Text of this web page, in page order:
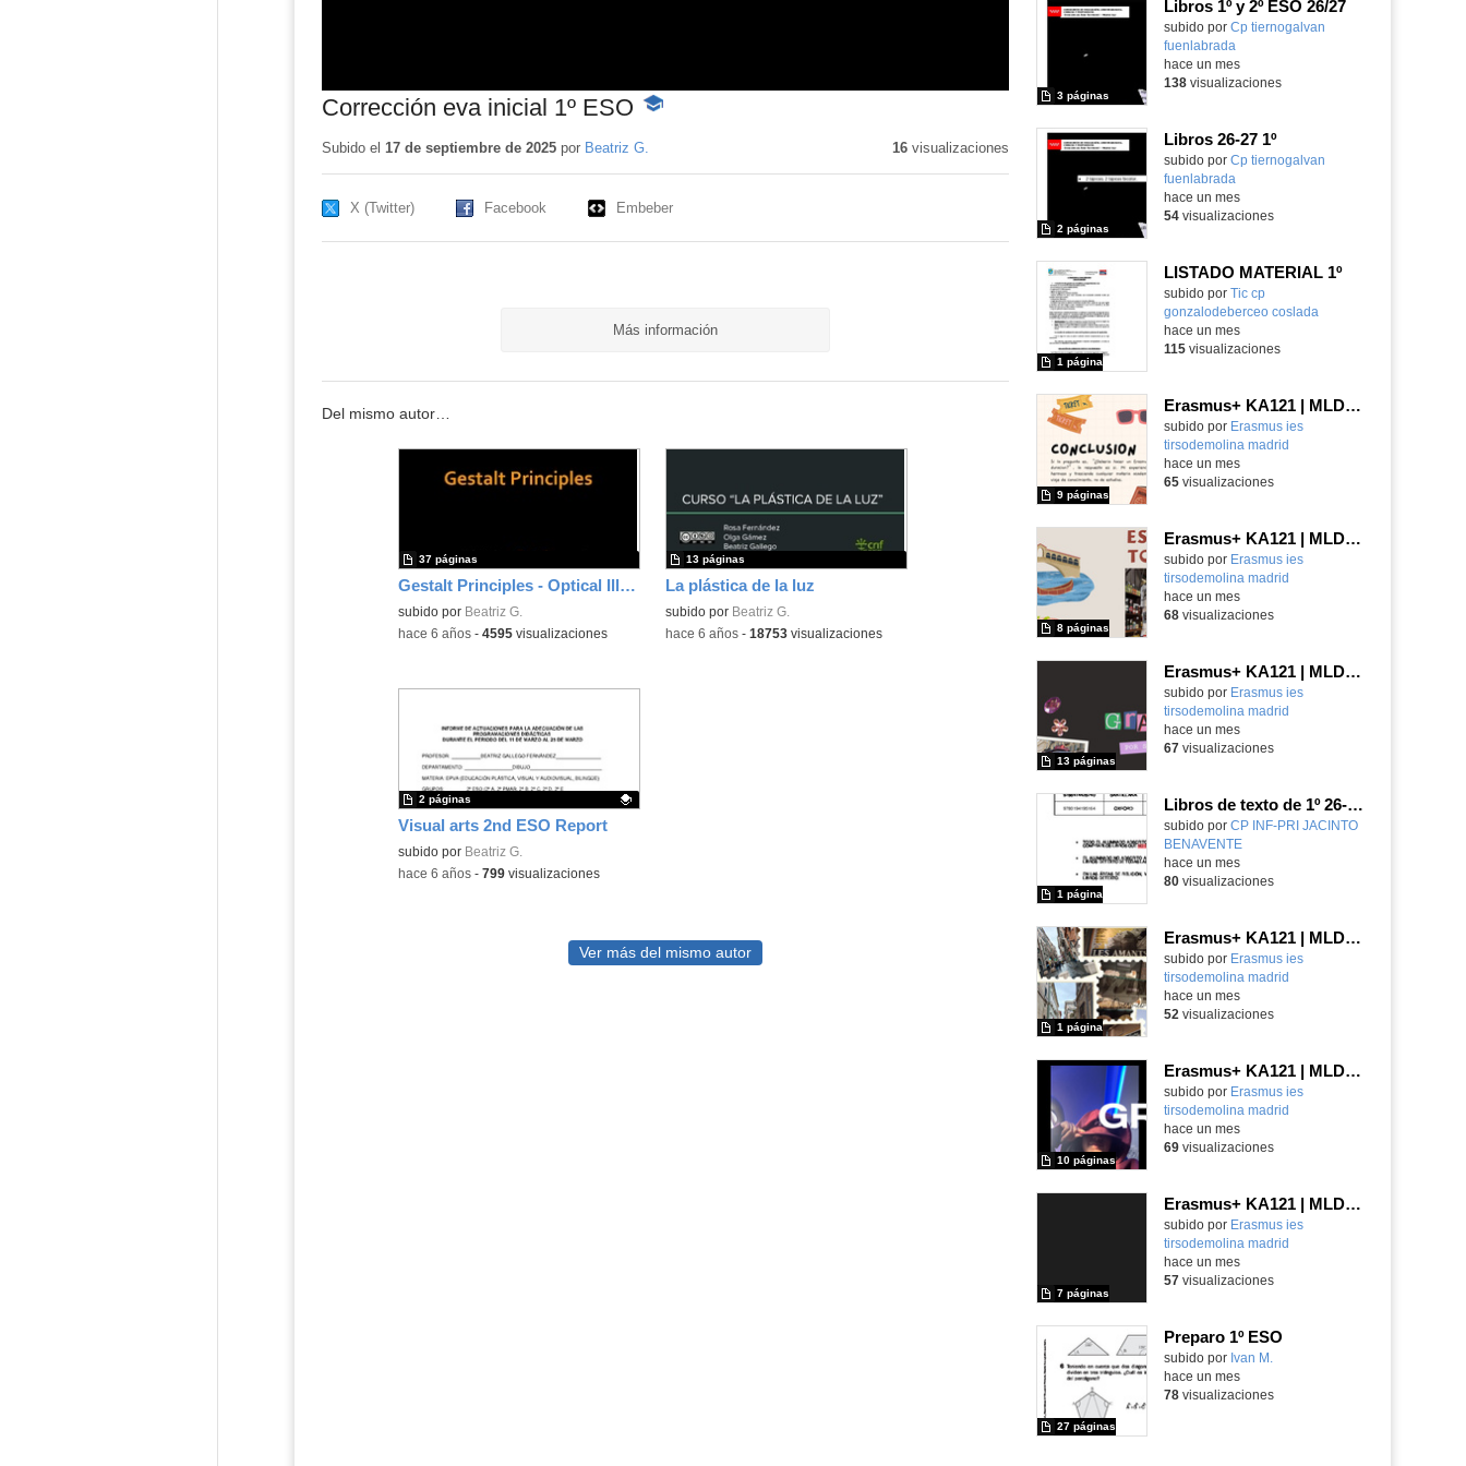
Corrección eva inicial 1º ESO
-
educativo
Subido el 17 de septiembre de 2025por Beatriz G. 16visualizaciones
X (Twitter) Facebook Embeber
Más información
Del mismo autor…
Gestalt Principles - Optical Illutions
subido por Beatriz G.
37 páginas
-hace 6 años- 4595visualizaciones
La plástica de la luz
subido por Beatriz G.
13 páginas
-hace 6 años- 18753visualizaciones
Visual arts 2nd ESO Report
Contenido educativo.
subido por Beatriz G.
2 páginas
-hace 6 años- 799visualizaciones
Ver más del mismo autor
Libros 1º y 2º ESO 26/27
subido por Cp tiernogalvan
fuenlabrada
3 páginas
hace un mes
138visualizaciones
Libros 26-27 1º
subido por Cp tiernogalvan
fuenlabrada
2 páginas
hace un mes
54visualizaciones
LISTADO MATERIAL 1º
subido por Tic cp
gonzalodeberceo coslada
1 página
hace un mes
115visualizaciones
Erasmus+ KA121 | MLD | Student Presentation 2 | San Bonifacio-Verona 2025
Contenido educativo.
subido por Erasmus ies
tirsodemolina madrid
9 páginas
hace un mes
65visualizaciones
Erasmus+ KA121 | MLD | Presentación 1 | Verona 2025
Contenido educativo.
subido por Erasmus ies
tirsodemolina madrid
8 páginas
hace un mes
68visualizaciones
Erasmus+ KA121 | MLD | Student Presentation | Turin 2025
Contenido educativo.
subido por Erasmus ies
tirsodemolina madrid
13 páginas
hace un mes
67visualizaciones
Libros de texto de 1º 26-27
subido por CP INF-PRI JACINTO
BENAVENTE
1 página
-
hace un mes
80visualizaciones
Erasmus+ KA121 | MLD | Student Products | Turin 2025
Contenido educativo.
subido por Erasmus ies
tirsodemolina madrid
1 página
hace un mes
52 visualizaciones
Erasmus+ KA121 | MLD | Student Presentation 2 | Rome 2025
Contenido educativo.
subido por Erasmus ies
tirsodemolina madrid
10 páginas
hace un mes
69visualizaciones
Erasmus+ KA121 | MLD | Student Presentation 1 | Rome 2025
Contenido educativo.
subido por Erasmus ies
tirsodemolina madrid
7 páginas
hace un mes
57visualizaciones
Preparo 1º ESO
Contenido educativo.
subido por Ivan M.
27 páginas
hace un mes
78visualizaciones